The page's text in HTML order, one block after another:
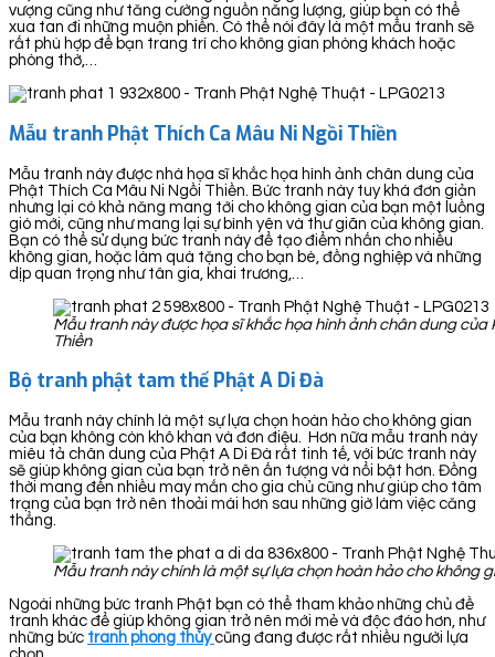
vượng cũng như tăng cường nguồn năng lượng, giúp bạn có thể
xua tan đi những muộn phiền. Có thể nói đây là một mẫu tranh sẽ
rất phù hợp để bạn trang trí cho không gian phòng khách hoặc
phòng thờ,…
Mẫu tranh Phật Thích Ca Mâu Ni Ngồi Thiền
Mẫu tranh này được nhà họa sĩ khắc họa hình ảnh chân dung của
Phật Thích Ca Mâu Ni Ngồi Thiền. Bức tranh này tuy khá đơn giản
nhưng lại có khả năng mang tới cho không gian của bạn một luồng
gió mới, cũng như mang lại sự bình yên và thư giãn của không gian.
Bạn có thể sử dụng bức tranh này để tạo điểm nhấn cho nhiều
không gian, hoặc làm quà tặng cho bạn bè, đồng nghiệp và những
dịp quan trọng như tân gia, khai trương,…
Mẫu tranh này được họa sĩ khắc họa hình ảnh chân dung của
Thiền
Bộ tranh phật tam thế Phật A Di Đà
Mẫu tranh này chính là một sự lựa chọn hoàn hảo cho không gian
của bạn không còn khô khan và đơn điệu. Hơn nữa mẫu tranh này
miêu tả chân dung của Phật A Di Đà rất tinh tế, với bức tranh này
sẽ giúp không gian của bạn trở nên ấn tượng và nổi bật hơn. Đồng
thời mang đến nhiều may mắn cho gia chủ cũng như giúp cho tâm
trạng của bạn trở nên thoải mái hơn sau những giờ làm việc căng
thẳng.
Mẫu tranh này chính là một sự lựa chọn hoàn hảo cho không
Ngoài những bức tranh Phật bạn có thể tham khảo những chủ đề
tranh khác để giúp không gian trở nên mới mẻ và độc đáo hơn, như
những bức tranh phong thủy cũng đang được rất nhiều người lựa